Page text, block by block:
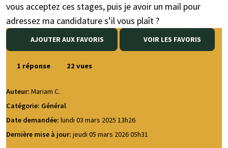
vous acceptez ces stages, puis je avoir un mail pour
adressez ma candidature s’il vous plaît ?
AJOUTER AUX FAVORIS VOIR LES FAVORIS
1 réponse 22 vues
Auteur: Mariam C.
Catégorie: Général
Date demandée: lundi 03 mars 2025 13h26
Dernière mise à jour: jeudi 05 mars 2026 05h31